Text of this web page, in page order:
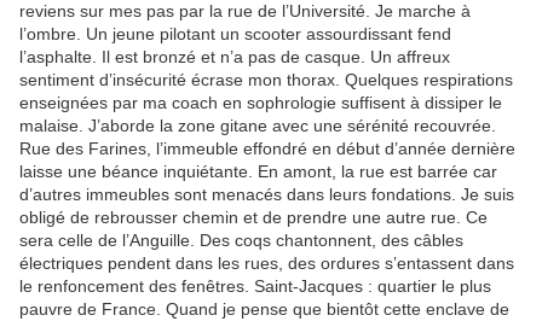
reviens sur mes pas par la rue de l’Université. Je marche à
l’ombre. Un jeune pilotant un scooter assourdissant fend
l’asphalte. Il est bronzé et n’a pas de casque. Un affreux
sentiment d’insécurité écrase mon thorax. Quelques respirations
enseignées par ma coach en sophrologie suffisent à dissiper le
malaise. J’aborde la zone gitane avec une sérénité recouvrée.
Rue des Farines, l’immeuble effondré en début d’année dernière
laisse une béance inquiétante. En amont, la rue est barrée car
d’autres immeubles sont menacés dans leurs fondations. Je suis
obligé de rebrousser chemin et de prendre une autre rue. Ce
sera celle de l’Anguille. Des coqs chantonnent, des câbles
électriques pendent dans les rues, des ordures s’entassent dans
le renfoncement des fenêtres. Saint-Jacques : quartier le plus
pauvre de France. Quand je pense que bientôt cette enclave de